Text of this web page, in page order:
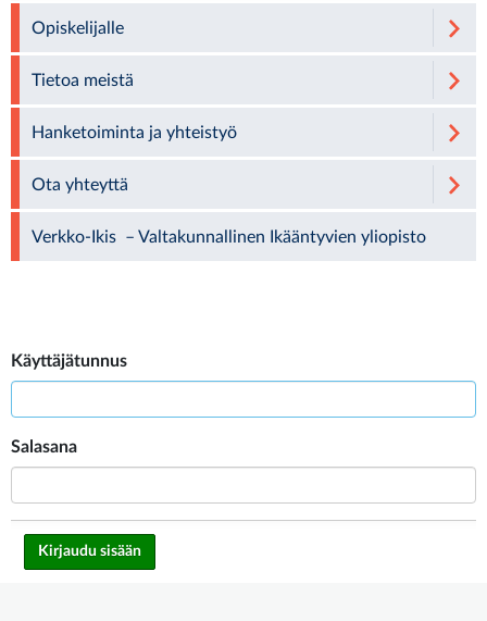
Käyttäjätunnus
Salasana
Opiskelijalle
Tietoa meistä
Hanketoiminta ja yhteistyö
Ota yhteyttä
Verkko-Ikis – Valtakunnallinen Ikääntyvien yliopisto